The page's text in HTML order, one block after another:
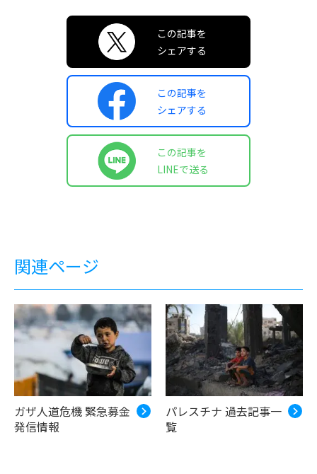
この記事を
シェアする
この記事を
シェアする
この記事を
LINEで送る
関連ページ
ガザ人道危機 緊急募金
発信情報
パレスチナ 過去記事一
覧